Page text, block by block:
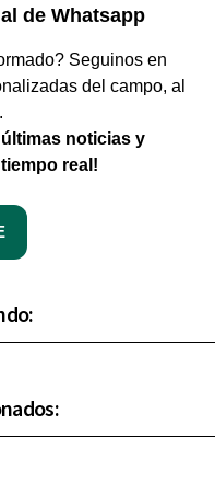
de Whatsapp
Seguinos en
del campo, al
últimas noticias y
real!